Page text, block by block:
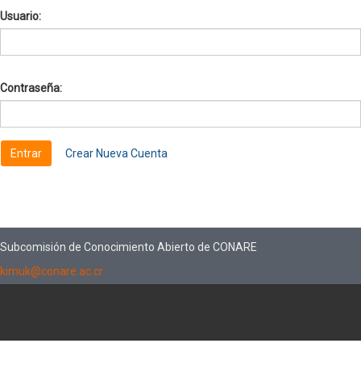
Usuario:
Contraseña:
Crear Nueva Cuenta
Subcomisión de Conocimiento Abierto de CONARE
kimuk@conare.ac.cr